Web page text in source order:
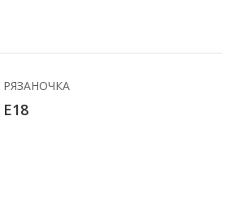
РЯЗАНОЧКА
Е18